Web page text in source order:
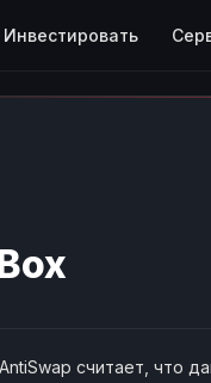
Инвестировать
считает, что